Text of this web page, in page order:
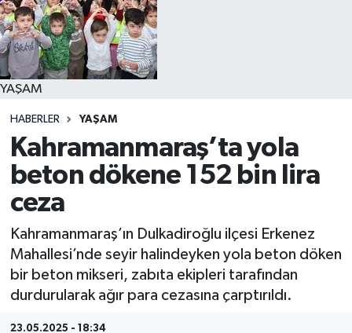
YAŞAM
HABERLER YAŞAM
Kahramanmaraş’ta yola
beton dökene 152 bin lira
ceza
Kahramanmaraş’ın Dulkadiroğlu ilçesi Erkenez
Mahallesi’nde seyir halindeyken yola beton döken
bir beton mikseri, zabıta ekipleri tarafından
durdurularak ağır para cezasına çarptırıldı.
23.05.2025 - 18:34
YAŞAM